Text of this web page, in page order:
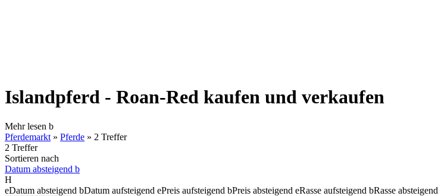
Islandpferd - Roan-Red kaufen und verkaufen
Mehr lesen b
Pferdemarkt » Pferde » 2 Treffer
2 Treffer
Sortieren nach
Datum absteigend b
H
eDatum absteigend bDatum aufsteigend ePreis aufsteigend bPreis absteigend eRasse aufsteigend bRasse absteigend